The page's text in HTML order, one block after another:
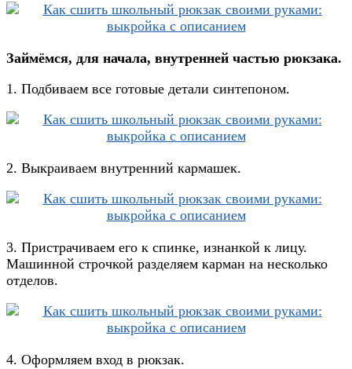
Займёмся, для начала, внутренней частью рюкзака.
1. Подбиваем все готовые детали синтепоном.
2. Выкраиваем внутренний кармашек.
3. Пристрачиваем его к спинке, изнанкой к лицу.
Машинной строчкой разделяем карман на несколько
отделов.
4. Оформляем вход в рюкзак.